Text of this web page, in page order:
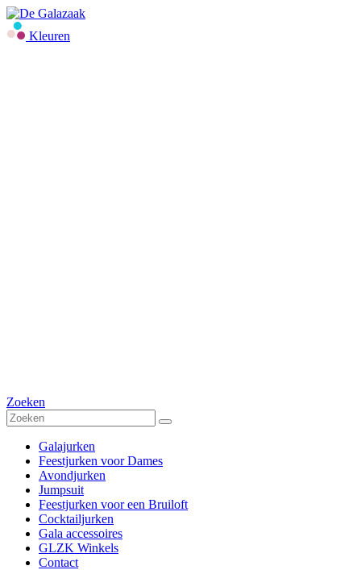
Kleuren
Zoeken
Galajurken
Feestjurken voor Dames
Avondjurken
Jumpsuit
Feestjurken voor een Bruiloft
Cocktailjurken
Gala accessoires
GLZK Winkels
Contact